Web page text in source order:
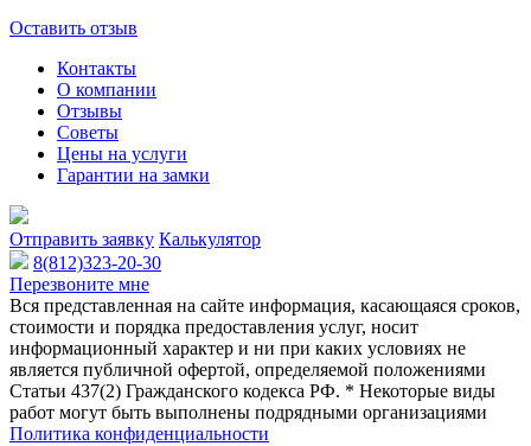
Оставить отзыв
Контакты
О компании
Отзывы
Советы
Цены на услуги
Гарантии на замки
Отправить заявку Калькулятор
8(812)323-20-30
Перезвоните мне
Вся представленная на сайте информация, касающаяся сроков,
стоимости и порядка предоставления услуг, носит
информационный характер и ни при каких условиях не
является публичной офертой, определяемой положениями
Статьи 437(2) Гражданского кодекса РФ. * Некоторые виды
работ могут быть выполнены подрядными организациями
Политика конфиденциальности